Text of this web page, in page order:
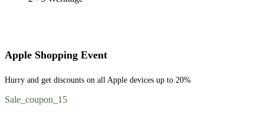
Apple Shopping Event
Hurry and get discounts on all Apple devices up to 20%
Sale_coupon_15